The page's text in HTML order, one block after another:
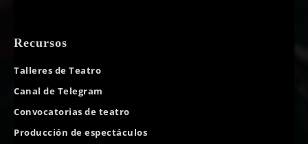
Recursos
Talleres de Teatro
Canal de Telegram
Convocatorias de teatro
Producción de espectáculos